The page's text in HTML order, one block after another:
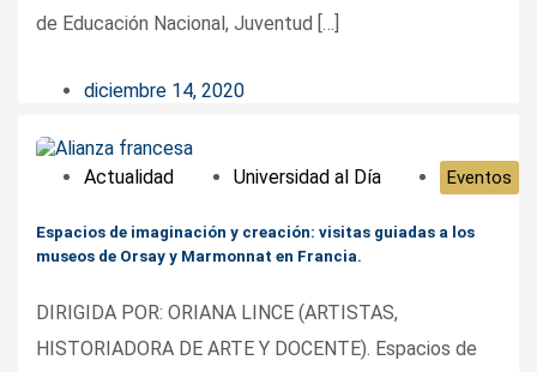
de Educación Nacional, Juventud […]
diciembre 14, 2020
Actualidad Universidad al Día Eventos
Espacios de imaginación y creación: visitas guiadas a los
museos de Orsay y Marmonnat en Francia.
DIRIGIDA POR: ORIANA LINCE (ARTISTAS,
HISTORIADORA DE ARTE Y DOCENTE). Espacios de